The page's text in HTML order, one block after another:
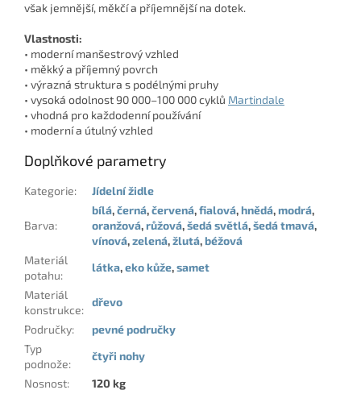
však jemnější, měkčí a příjemnější na dotek.
Vlastnosti:
• moderní manšestrový vzhled
• měkký a příjemný povrch
• výrazná struktura s podélnými pruhy
• vysoká odolnost 90 000–100 000 cyklů Martindale
• vhodná pro každodenní používání
• moderní a útulný vzhled
Doplňkové parametry
Kategorie: Jídelní židle
Barva:
bílá,černá,červená,fialová,hnědá,modrá,
oranžová,růžová,šedá světlá,šedá tmavá,
vínová,zelená,žlutá,béžová
Materiál
potahu:
látka,eko kůže,samet
Materiál
konstrukce:
dřevo
Područky:
pevné područky
Typ
podnože:
čtyři nohy
Nosnost:
120 kg